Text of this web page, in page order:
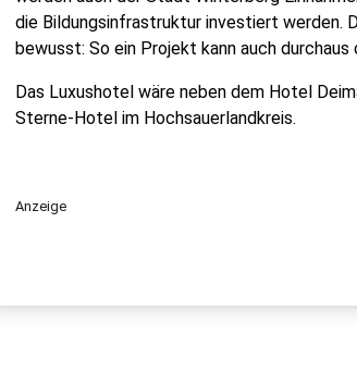
die Bildungsinfrastruktur investiert werden.
bewusst: So ein Projekt kann auch
Das Luxushotel wäre neben dem Hotel
Sterne-Hotel im Hochsauerlandkreis.
Anzeige